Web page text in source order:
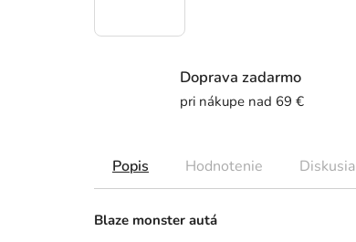
Doprava zadarmo
pri nákupe nad 69 €
Popis Hodnotenie Diskusia
Blaze monster autá